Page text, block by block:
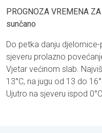
PROGNOZA VREMENA
sunčano
Do petka danju
sjeveru prolazno
Vjetar većinom slab.
13°C, na jugu od 13 do
Ujutro na sjeveru ispod